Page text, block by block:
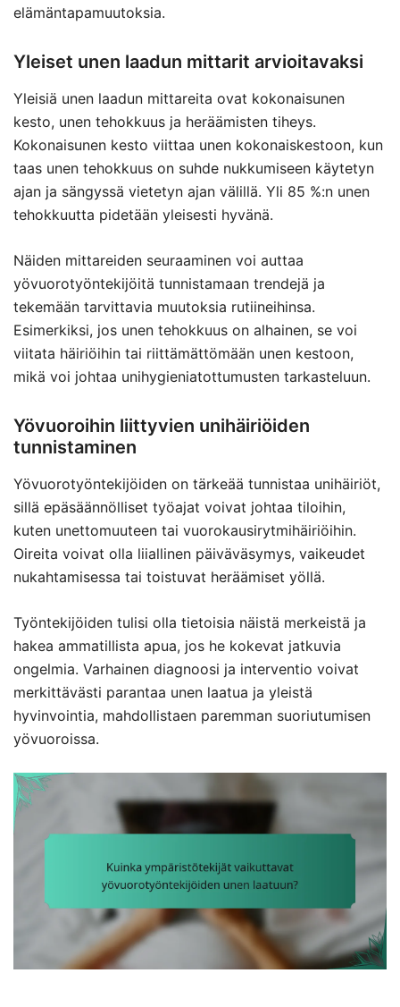
elämäntapamuutoksia.
Yleiset unen laadun mittarit arvioitavaksi
Yleisiä unen laadun mittareita ovat kokonaisunen
kesto, unen tehokkuus ja heräämisten tiheys.
Kokonaisunen kesto viittaa unen kokonaiskestoon, kun
taas unen tehokkuus on suhde nukkumiseen käytetyn
ajan ja sängyssä vietetyn ajan välillä. Yli 85 %:n unen
tehokkuutta pidetään yleisesti hyvänä.
Näiden mittareiden seuraaminen voi auttaa
yövuorotyöntekijöitä tunnistamaan trendejä ja
tekemään tarvittavia muutoksia rutiineihinsa.
Esimerkiksi, jos unen tehokkuus on alhainen, se voi
viitata häiriöihin tai riittämättömään unen kestoon,
mikä voi johtaa unihygieniatottumusten tarkasteluun.
Yövuoroihin liittyvien unihäiriöiden
tunnistaminen
Yövuorotyöntekijöiden on tärkeää tunnistaa unihäiriöt,
sillä epäsäännölliset työajat voivat johtaa tiloihin,
kuten unettomuuteen tai vuorokausirytmihäiriöihin.
Oireita voivat olla liiallinen päiväväsymys, vaikeudet
nukahtamisessa tai toistuvat heräämiset yöllä.
Työntekijöiden tulisi olla tietoisia näistä merkeistä ja
hakea ammatillista apua, jos he kokevat jatkuvia
ongelmia. Varhainen diagnoosi ja interventio voivat
merkittävästi parantaa unen laatua ja yleistä
hyvinvointia, mahdollistaen paremman suoriutumisen
yövuoroissa.